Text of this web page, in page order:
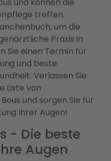
treffen.
um die
Praxis in
Sie einen Termin für
und beste
Verlassen Sie
Liste von
und sorgen Sie für
Ihrer Augen!
- Die beste
Augen